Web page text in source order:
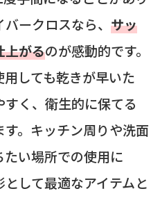
ークロスなら、 サッ
上がるのが感動的です。
しても乾きが早いた
く、衛生的に保てる
。キッチン周りや洗面
い場所での使用に
して最適なアイテムと